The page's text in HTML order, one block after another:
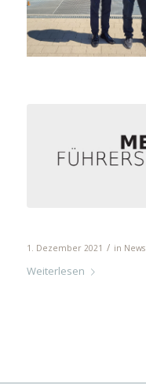
1. Dezember 2021 / in News
Weiterlesen